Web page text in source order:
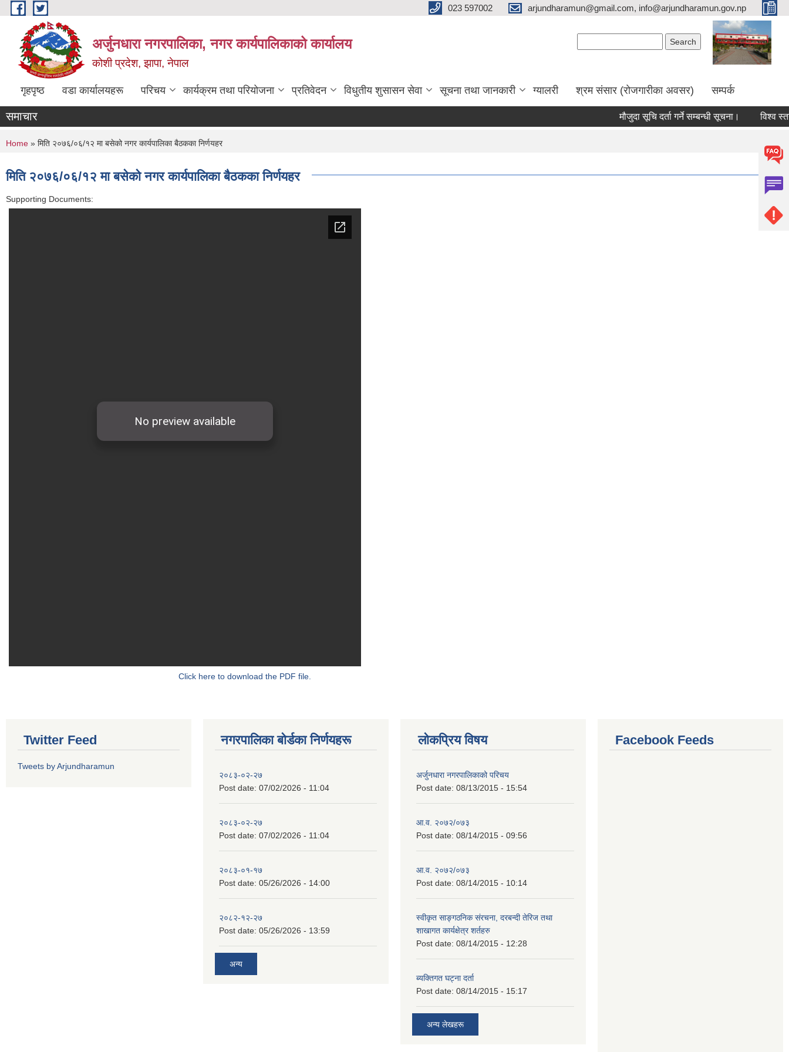
Skip to main content 023 597002 arjundharamun@gmail.com, info@arjundharamun.gov.np
अर्जुनधारा नगरपालिका, नगर कार्यपालिकाको कार्यालय
कोशी प्रदेश, झापा, नेपाल
गृहपृष्ठ वडा कार्यालयहरू परिचय कार्यक्रम तथा परियोजना प्रतिवेदन विधुतीय शुसासन सेवा सूचना तथा जानकारी ग्यालरी श्रम संसार (रोजगारीका अवसर) सम्पर्क
समाचार मौजुदा सूचि दर्ता गर्ने सम्बन्धी सूचना। विश्व
You are here
Home » मिति २०७६/०६/१२ मा बसेको नगर कार्यपालिका बैठकका निर्णयहर
मिति २०७६/०६/१२ मा बसेको नगर कार्यपालिका बैठकका निर्णयहर
Supporting Documents:
Click here to download the PDF file.
Twitter Feed
Tweets by Arjundharamun
नगरपालिका बाेर्डका निर्णयहरू
२०८३-०२-२७
Post date: 07/02/2026 - 11:04
२०८३-०२-२७
Post date: 07/02/2026 - 11:04
२०८३-०१-१७
Post date: 05/26/2026 - 14:00
२०८२-१२-२७
Post date: 05/26/2026 - 13:59
अन्य
लोकप्रिय विषय
अर्जुनधारा नगरपालिकाको परिचय
Post date: 08/13/2015 - 15:54
आ.व. २०७२/०७३
Post date: 08/14/2015 - 09:56
आ.व. २०७२/०७३
Post date: 08/14/2015 - 10:14
स्वीकृत साङ्गठनिक संरचना, दरबन्दी तेरिज तथा
शाखागत कार्यक्षेत्र शर्तहरु
Post date: 08/14/2015 - 12:28
ब्यक्तिगत घट्ना दर्ता
Post date: 08/14/2015 - 15:17
अन्य लेखहरू
Facebook Feeds